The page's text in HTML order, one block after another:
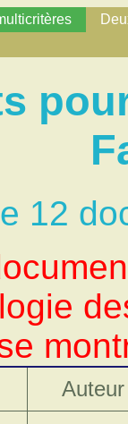
12
Auteur